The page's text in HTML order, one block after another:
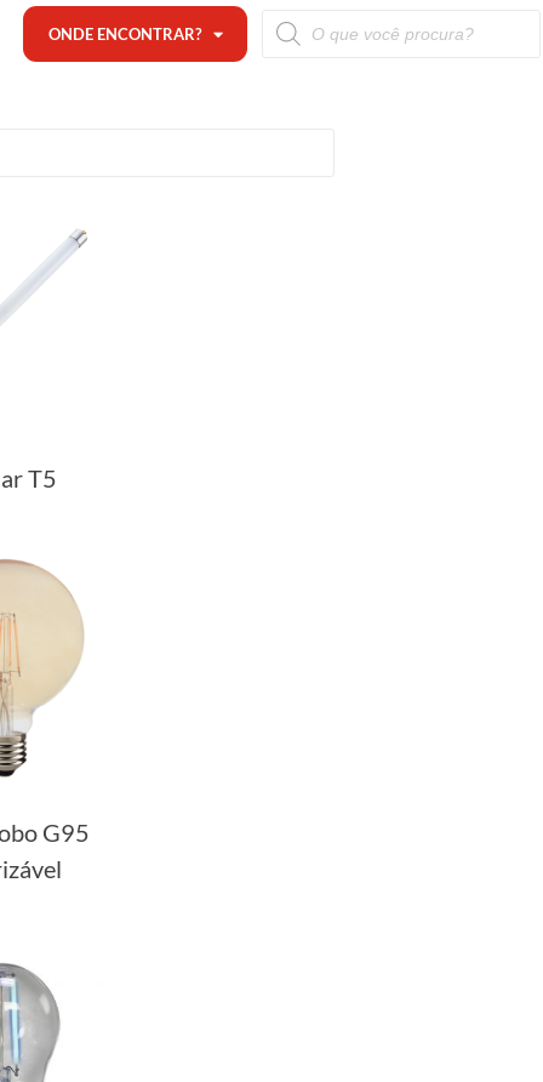
ONDE ENCONTRAR?
T5
G95